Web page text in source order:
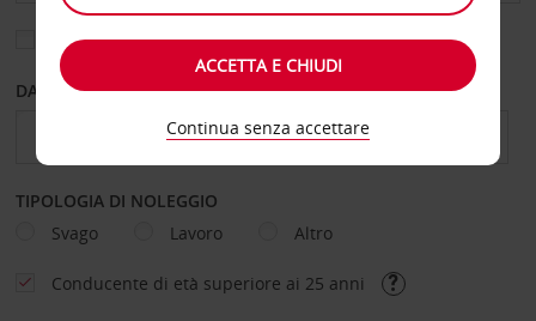
Scegli una località di riconsegna diversa
DAL GIORNO AL GIORNO
TIPOLOGIA DI NOLEGGIO
Svago
Lavoro Altro
Conducente di età superiore ai 25 anni
ACCETTA E CHIUDI
Continua senza accettare